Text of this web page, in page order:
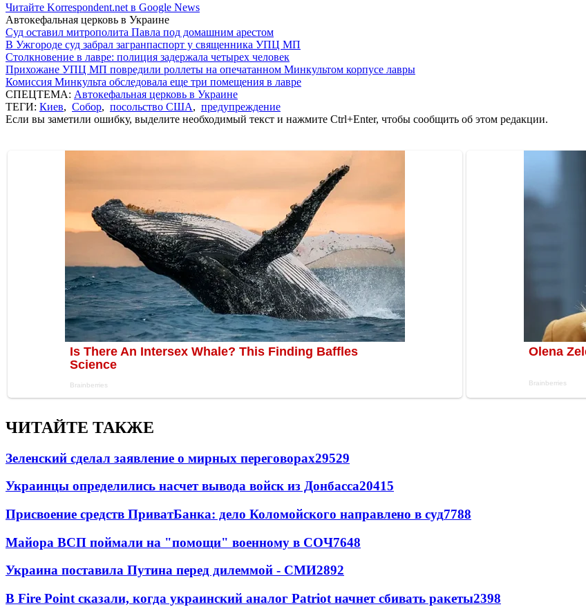
Читайте Korrespondent.net в Google News
Автокефальная церковь в Украине
Суд оставил митрополита Павла под домашним арестом
В Ужгороде суд забрал загранпаспорт у священника УПЦ МП
Столкновение в лавре: полиция задержала четырех человек
Прихожане УПЦ МП повредили роллеты на опечатанном Минкультом корпусе лавры
Комиссия Минкульта обследовала еще три помещения в лавре
СПЕЦТЕМА: Автокефальная церковь в Украине
ТЕГИ: Киев, Собор, посольство США, предупреждение
Если вы заметили ошибку, выделите необходимый текст и нажмите Ctrl+Enter, чтобы сообщить об этом редакции.
ЧИТАЙТЕ ТАКЖЕ
Зеленский сделал заявление о мирных переговорах29529
Украинцы определились насчет вывода войск из Донбасса20415
Присвоение средств ПриватБанка: дело Коломойского направлено в суд7788
Майора ВСП поймали на "помощи" военному в СОЧ7648
Украина поставила Путина перед дилеммой - СМИ2892
В Fire Point сказали, когда украинский аналог Patriot начнет сбивать ракеты2398